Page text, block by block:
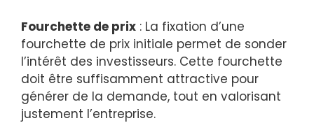
Fourchette de prix : La fixation d’une
fourchette de prix initiale permet de sonder
l’intérêt des investisseurs. Cette fourchette
doit être suffisamment attractive pour
générer de la demande, tout en valorisant
justement l’entreprise.